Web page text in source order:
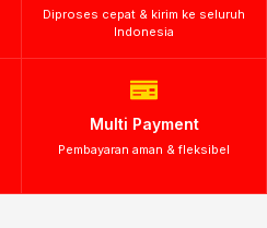
Diproses cepat & kirim ke seluruh
Indonesia
Multi Payment
Pembayaran aman & fleksibel